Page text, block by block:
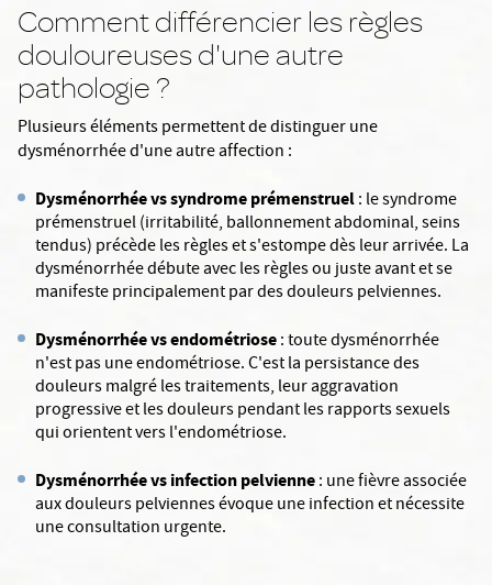
Comment différencier les règles
douloureuses d'une autre
pathologie ?
Plusieurs éléments permettent de distinguer une
dysménorrhée d'une autre affection :
Dysménorrhée vs syndrome prémenstruel: le syndrome
prémenstruel (irritabilité, ballonnement abdominal, seins
tendus) précède les règles et s'estompe dès leur arrivée. La
dysménorrhée débute avec les règles ou juste avant et se
manifeste principalement par des douleurs pelviennes.
Dysménorrhée vs endométriose: toute dysménorrhée
n'est pas une endométriose. C'est la persistance des
douleurs malgré les traitements, leur aggravation
progressive et les douleurs pendant les rapports sexuels
qui orientent vers l'endométriose.
Dysménorrhée vs infection pelvienne: une fièvre associée
aux douleurs pelviennes évoque une infection et nécessite
une consultation urgente.